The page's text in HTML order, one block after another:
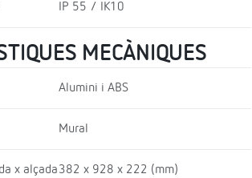
IP 55 / IK10
MECÀNIQUES
Alumini i ABS
Mural
x alçada382 x 928 x 222 (mm)